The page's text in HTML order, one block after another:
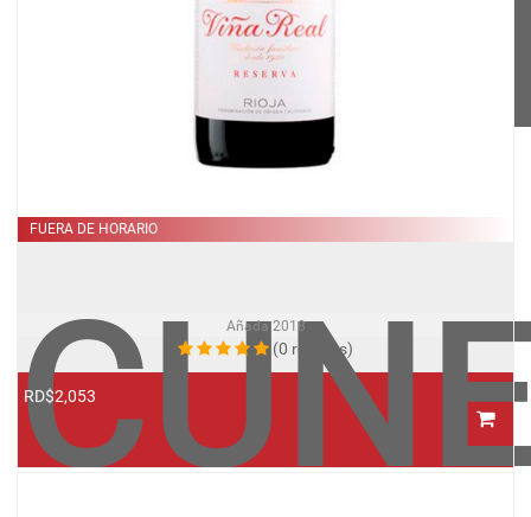
FUERA DE HORARIO
Añada2018
(0 reviews)
RD$2,053